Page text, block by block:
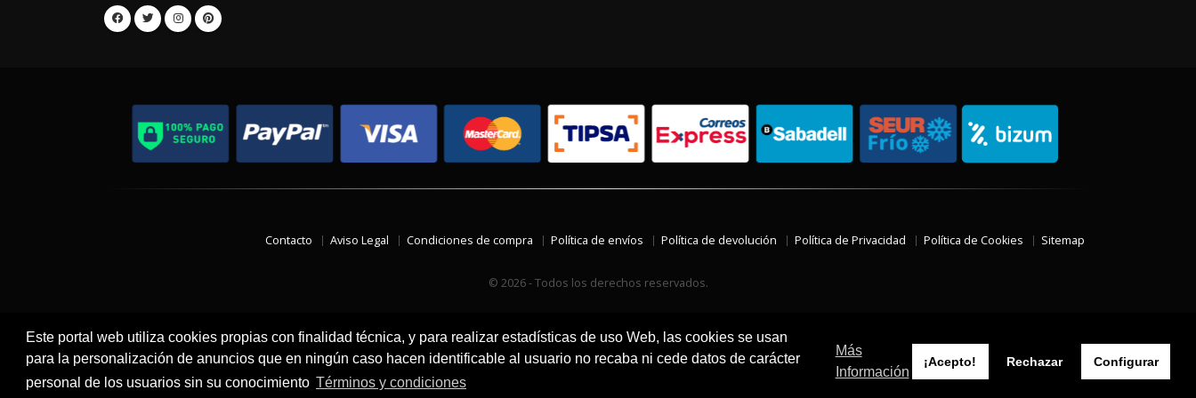
Este portal web utiliza cookies propias con finalidad técnica, y para realizar estadísticas de uso Web, las cookies se usan
para la personalización de anuncios que en ningún caso hacen identificable al usuario no recaba ni cede datos de carácter
personal de los usuarios sin su conocimiento Términos y condiciones
Más
Información
¡Acepto! Rechazar Configurar
Contacto Aviso Legal Condiciones de compra Política de envíos Política de devolución Política de Privacidad Política de Cookies Sitemap
© 2026 - Todos los derechos reservados.